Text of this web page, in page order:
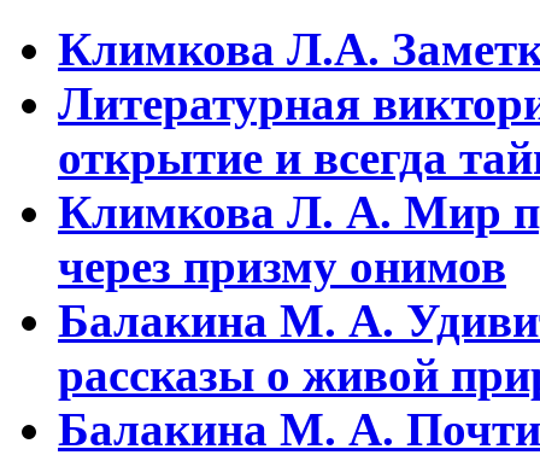
Климкова Л.А.
Литературная
открытие и всегда
Климкова Л. А. Мир
через призму онимов
Балакина М. А.
рассказы о живой
Балакина М. А. Почти